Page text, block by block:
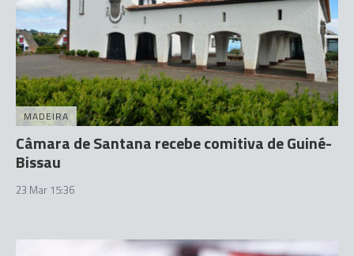
MADEIRA
Câmara de Santana recebe comitiva de Guiné-
Bissau
23 Mar 15:36